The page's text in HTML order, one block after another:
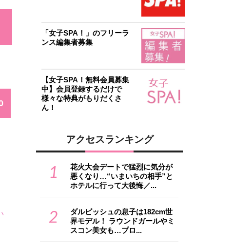
「女子SPA！」のフリーラ
ンス編集者募集
【女子SPA！無料会員募集
中】会員登録するだけで
様々な特典がもりだくさ
ん！
アクセスランキング
1
花火大会デートで猛烈に気分が
悪くなり…“いまいちの相手”と
ホテルに行って大後悔／...
2
ダルビッシュの息子は182cm世
界モデル！ ラウンドガールやミ
スコン美女も…プロ...